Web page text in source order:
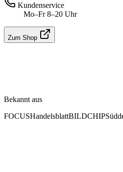
Kundenservice
Mo–Fr 8–20 Uhr
Zum Shop
Bekannt aus
FOCUSHandelsblattBILDCHIP